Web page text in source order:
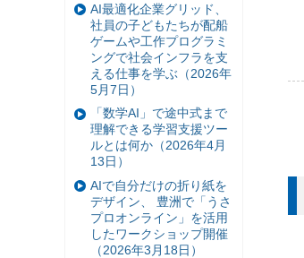
AI最適化企業グリッド、
社員の子どもたちが配船
ゲームや工作プログラミ
ングで社会インフラを支
える仕事を学ぶ（2026年
5月7日）
「数学AI」で途中式まで
理解できる学習支援ツー
ルとは何か（2026年4月
13日）
AIで自分だけの折り紙を
デザイン、 豊洲で「うさ
プロオンライン」を活用
したワークショップ開催
（2026年3月18日）